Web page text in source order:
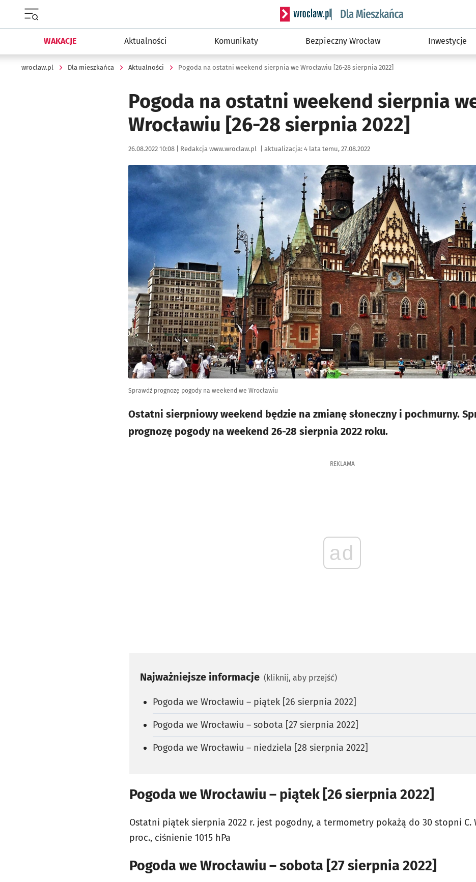
Serwis informacyjny wroclaw.pl podserwis: Dla
WAKACJE Aktualności Komunikaty Bezpieczny Wrocław Inwestycje
wroclaw.pl Dla mieszkańca Aktualności Pogoda na ostatni weekend sierpnia we Wrocławiu [26-28 sierpnia 2022]
Pogoda na ostatni weekend sierpnia
Wrocławiu [26-28 sierpnia 2022]
Data publikacji:
26.08.2022 10:08 | Autor:
Redakcja www.wroclaw.pl aktualizacja: 4 lata temu, 27.08.2022
Kliknij, aby powiększyć
Sprawdź prognozę pogody na weekend we Wrocławiu
Ostatni sierpniowy weekend będzie na zmianę słoneczny i pochmurny.
prognozę pogody na weekend 26-28 sierpnia 2022 roku.
REKLAMA
ad
Najważniejsze informacje (kliknij, aby przejść)
Pogoda we Wrocławiu – piątek [26 sierpnia 2022]
Pogoda we Wrocławiu – sobota [27 sierpnia 2022]
Pogoda we Wrocławiu – niedziela [28 sierpnia 2022]
Pogoda we Wrocławiu – piątek [26 sierpnia 2022]
Ostatni piątek sierpnia 2022 r. jest pogodny, a termometry pokażą do 30 stopni C.
proc., ciśnienie 1015 hPa
Pogoda we Wrocławiu – sobota [27 sierpnia 2022]